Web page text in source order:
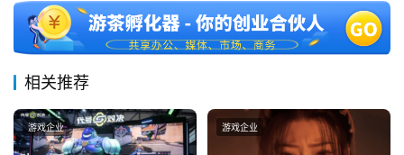
三
届
金
茶
奖
相关推荐
游戏企业 游戏企业